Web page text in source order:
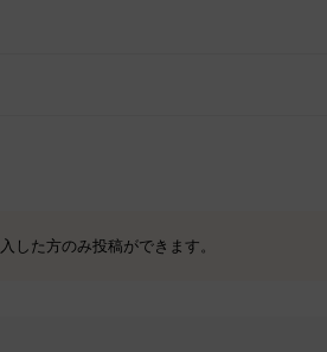
した方のみ投稿ができます。